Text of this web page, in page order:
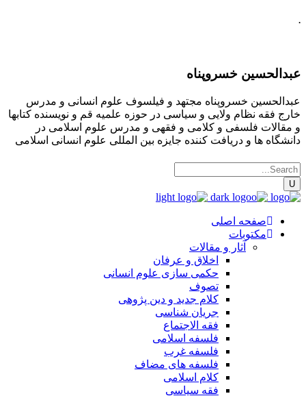
.
عبدالحسین خسروپناه
عبدالحسین خسروپناه مجتهد و فیلسوف علوم انسانی و مدرس
خارج فقه نظام ولایی و سیاسی در حوزه علمیه قم و نویسنده کتابها
و مقالات فلسفی و کلامی و فقهی و مدرس علوم اسلامی در
دانشگاه ها و دریافت کننده جایزه بین المللی علوم انسانی اسلامی
صفحه اصلی
مکتوبات
آثار و مقالات
اخلاق و عرفان
حکمی سازی علوم انسانی
تصوف
کلام جدید و دین پژوهی
جریان شناسی
فقه الاجتماع
فلسفه اسلامی
فلسفه غرب
فلسفه های مضاف
کلام اسلامی
فقه سیاسی